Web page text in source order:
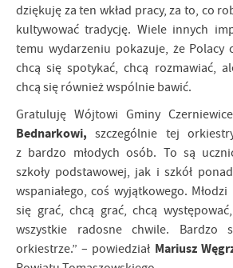
dziękuję za ten wkład pracy, za to, co
kultywować tradycję. Wiele innych
temu wydarzeniu pokazuje, że Polacy
chcą się spotykać, chcą rozmawiać,
chcą się również wspólnie bawić.
Gratuluję Wójtowi Gminy
Bednarkowi, szczególnie tej
z bardzo młodych osób. To są
szkoły podstawowej, jak i szkół
wspaniałego, coś wyjątkowego.
się grać, chcą grać, chcą
wszystkie radosne chwile. Bardzo
orkiestrze.” – powiedział Mariusz